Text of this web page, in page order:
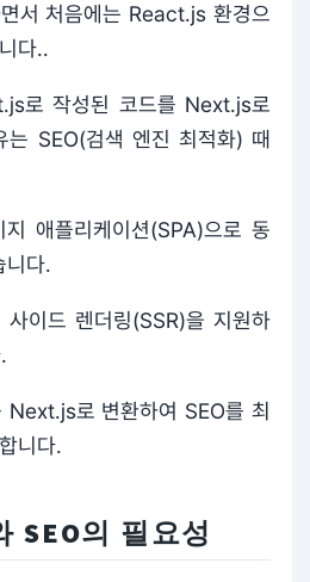
서 처음에는 React.js 환경으
다..
로 작성된 코드를 Next.js로
는 SEO(검색 엔진 최적화) 때
애플리케이션(SPA)으로 동
니다.
이드 렌더링(SSR)을 지원하
로 변환하여 SEO를 최
니다.
SEO의 필요성